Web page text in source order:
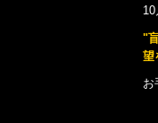
"
望
お